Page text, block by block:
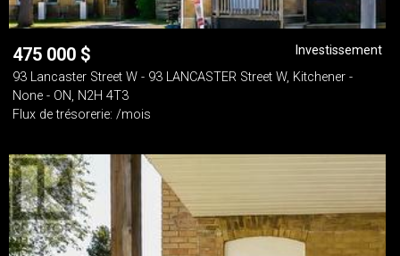
475 000 $
Investissement
93 Lancaster Street W - 93 LANCASTER Street W, Kitchener -
None - ON, N2H 4T3
Flux de trésorerie: /mois